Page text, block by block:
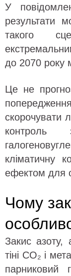
У
результати
такого
до 2070 року
Це не
скорочувати
кліматичну
ефектом для
Чому
Закис азоту,
тіні CO₂ і
парниковий